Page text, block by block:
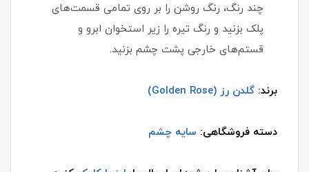
چند رنگ، رنگ روشن را بر روی تمامی قسمت‌های
پلک بزنید و رنگ تیره را زیر استخوان ابرو و
قستم‌های خارجی پشت چشم بزنید.
برند: گلدن رز (Golden Rose)
دسته فروشگاهی: سایه چشم